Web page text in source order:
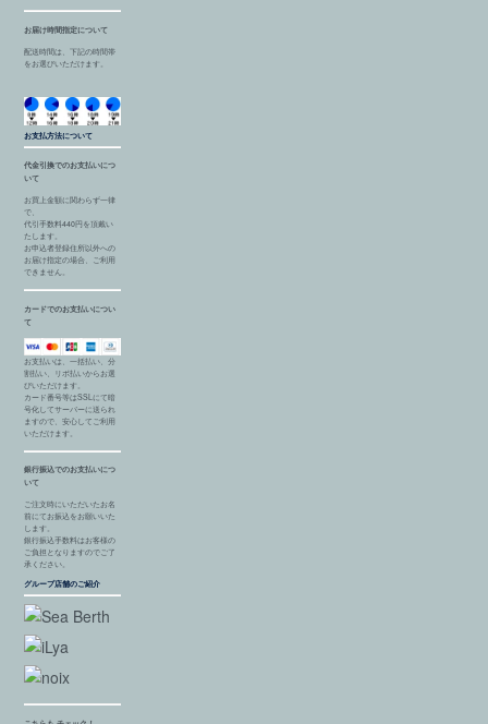
お届け時間指定について
配送時間は、下記の時間帯
をお選びいただけます。
お支払方法について
代金引換でのお支払いにつ
いて
お買上金額に関わらず一律
で、
代引手数料440円を頂戴い
たします。
お申込者登録住所以外への
お届け指定の場合、ご利用
できません。
カードでのお支払いについ
て
お支払いは、一括払い、分
割払い、リボ払いからお選
びいただけます。
カード番号等はSSLにて暗
号化してサーバーに送られ
ますので、安心してご利用
いただけます。
銀行振込でのお支払いにつ
いて
ご注文時にいただいたお名
前にてお振込をお願いいた
します。
銀行振込手数料はお客様の
ご負担となりますのでご了
承ください。
グループ店舗のご紹介